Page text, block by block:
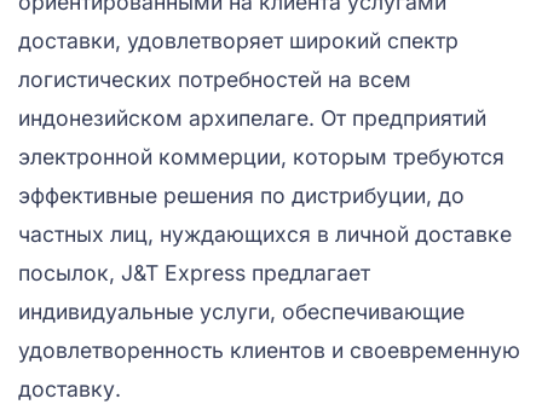
доставки, удовлетворяет широкий спектр
логистических потребностей на всем
индонезийском архипелаге. От предприятий
электронной коммерции, которым требуются
эффективные решения по дистрибуции, до
частных лиц, нуждающихся в личной доставке
посылок, J&T Express предлагает
индивидуальные услуги, обеспечивающие
удовлетворенность клиентов и своевременную
доставку.